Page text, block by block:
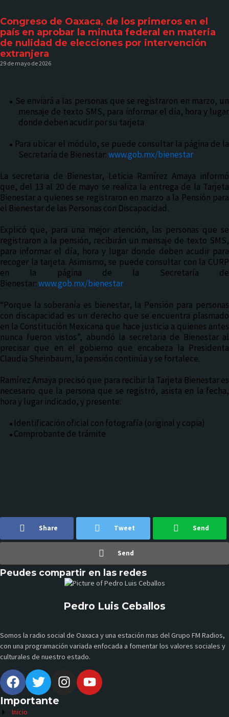
Congreso de Oaxaca, de los primeros en el
país en aprobar la minuta federal en materia
de nulidad de elecciones por intervención
extranjera
29 de mayo de 2026
● Se enviará a las personas que se registraron en marzo, un
mensaje de texto SMS, para informar el día, hora y lugar
donde deben acudir por su tarjeta
● Para ubicar el módulo, se puede consultar la página de la
Secretaría de Bienestar:www.gob.mx/bienestar
La secretaria de Bienestar, Leticia Ramírez Amaya informó
que, del 13 al 20 de mayo se realiza la entrega de la Tarjeta
Bienestar a quienes se registraron en marzo a la Pensión para
el Bienestar de las Personas con Discapacidad.
Explicó que, para una mejor atención, las personas que se
registraron a la pensión, recibirán un mensaje de texto SMS,
para informar el día, hora y lugar donde deben acudir para
recoger la tarjeta. Asimismo, se puede consultar con la CURP
en la página de la Secretaría de
Bienestar:www.gob.mx/bienestar
“Porque la soberanía es bienestar, la Pensión para personas
con discapacidad es un derecho que se encuentra plasmado
en la Constitución Mexicana que hace justicia a quienes antes
nunca fueron vistos”, abundó la secretaria de Bienestar al
precisar que en el gobierno que encabeza la Presidenta
Claudia Sheinbaum, la pensión continúa y se fortalece.
Ramírez Amaya precisó que para recibir la Tarjeta Bienestar es
necesario que la persona que se registró, asista en la fecha,
hora y lugar indicado, y presente:
● Identificación oficial con fotografía (original y copia)
● Comprobante de trámite
Share Tweet Send
Send
Peudes compartir en las redes
Pedro Luis Ceballos
Somos la radio social de Oaxaca y una estación mas del Grupo FM Radios,
con una programación variada enfocada a fomentar los valores sociales y
culturales de nuestro estado.
Importante
Inicio